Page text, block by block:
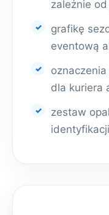
zależnie
grafikę
eventową
dla kuriera
zestaw